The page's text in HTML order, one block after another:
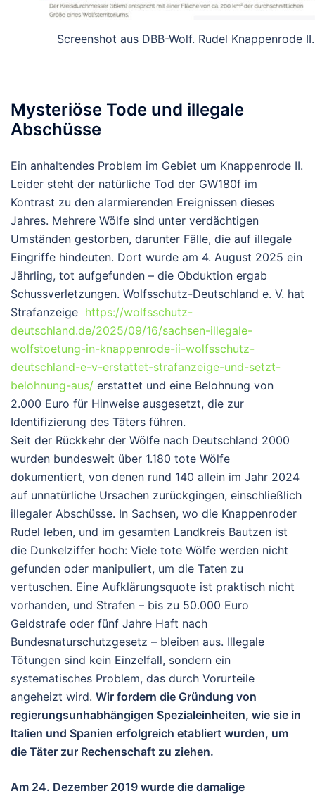
Screenshot aus DBB-Wolf. Rudel Knappenrode II.
Mysteriöse Tode und illegale
Abschüsse
Ein anhaltendes Problem im Gebiet um Knappenrode II.
Leider steht der natürliche Tod der GW180f im
Kontrast zu den alarmierenden Ereignissen dieses
Jahres. Mehrere Wölfe sind unter verdächtigen
Umständen gestorben, darunter Fälle, die auf illegale
Eingriffe hindeuten. Dort wurde am 4. August 2025 ein
Jährling, tot aufgefunden – die Obduktion ergab
Schussverletzungen. Wolfsschutz-Deutschland e. V. hat
Strafanzeige https://wolfsschutz-
deutschland.de/2025/09/16/sachsen-illegale-
wolfstoetung-in-knappenrode-ii-wolfsschutz-
deutschland-e-v-erstattet-strafanzeige-und-setzt-
belohnung-aus/ erstattet und eine Belohnung von
2.000 Euro für Hinweise ausgesetzt, die zur
Identifizierung des Täters führen.
Seit der Rückkehr der Wölfe nach Deutschland 2000
wurden bundesweit über 1.180 tote Wölfe
dokumentiert, von denen rund 140 allein im Jahr 2024
auf unnatürliche Ursachen zurückgingen, einschließlich
illegaler Abschüsse. In Sachsen, wo die Knappenroder
Rudel leben, und im gesamten Landkreis Bautzen ist
die Dunkelziffer hoch: Viele tote Wölfe werden nicht
gefunden oder manipuliert, um die Taten zu
vertuschen. Eine Aufklärungsquote ist praktisch nicht
vorhanden, und Strafen – bis zu 50.000 Euro
Geldstrafe oder fünf Jahre Haft nach
Bundesnaturschutzgesetz – bleiben aus. Illegale
Tötungen sind kein Einzelfall, sondern ein
systematisches Problem, das durch Vorurteile
angeheizt wird. Wir fordern die Gründung von
regierungsunhabhängigen Spezialeinheiten, wie sie in
Italien und Spanien erfolgreich etabliert wurden, um
die Täter zur Rechenschaft zu ziehen.
Am 24. Dezember 2019 wurde die damalige